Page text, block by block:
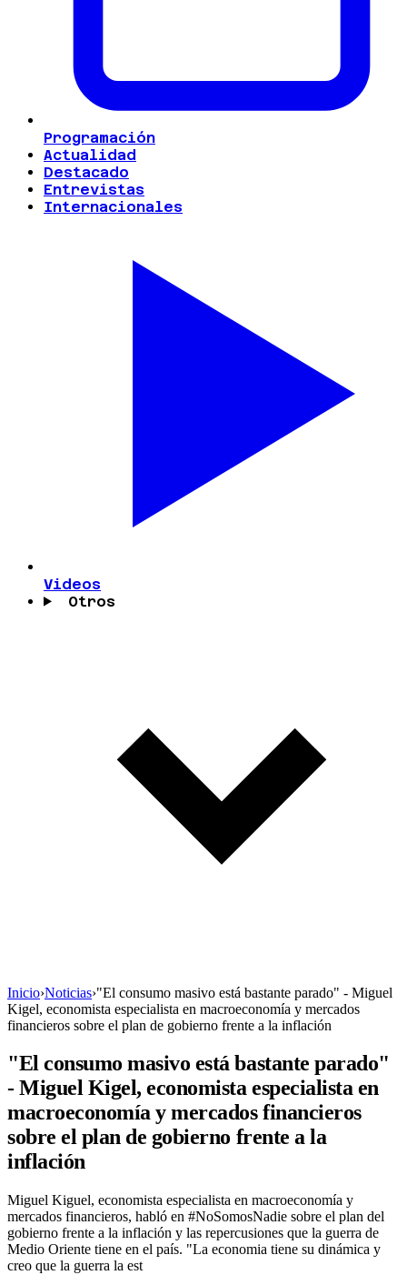
Programación
Actualidad
Destacado
Entrevistas
Internacionales
Videos
Otros
Inicio›Noticias›"El consumo masivo está bastante parado" - Miguel
Kigel, economista especialista en macroeconomía y mercados
financieros sobre el plan de gobierno frente a la inflación
"El consumo masivo está bastante parado"
- Miguel Kigel, economista especialista en
macroeconomía y mercados financieros
sobre el plan de gobierno frente a la
inflación
Miguel Kiguel, economista especialista en macroeconomía y
mercados financieros, habló en #NoSomosNadie sobre el plan del
gobierno frente a la inflación y las repercusiones que la guerra de
Medio Oriente tiene en el país. "La economia tiene su dinámica y
creo que la guerra la est